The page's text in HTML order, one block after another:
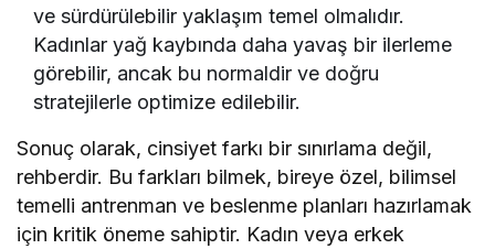
ve sürdürülebilir yaklaşım temel olmalıdır.
Kadınlar yağ kaybında daha yavaş bir ilerleme
görebilir, ancak bu normaldir ve doğru
stratejilerle optimize edilebilir.
Sonuç olarak, cinsiyet farkı bir sınırlama değil,
rehberdir. Bu farkları bilmek, bireye özel, bilimsel
temelli antrenman ve beslenme planları hazırlamak
için kritik öneme sahiptir. Kadın veya erkek